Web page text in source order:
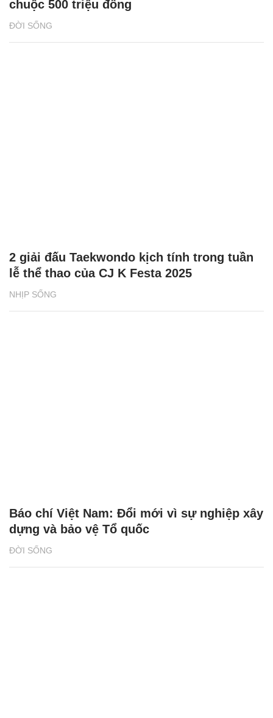
ĐỜI SỐNG
chuộc 500 triệu đồng
NHỊP SỐNG
2 giải đấu Taekwondo kịch tính trong tuần
lễ thể thao của CJ K Festa 2025
ĐỜI SỐNG
Báo chí Việt Nam: Đổi mới vì sự nghiệp xây
dựng và bảo vệ Tổ quốc